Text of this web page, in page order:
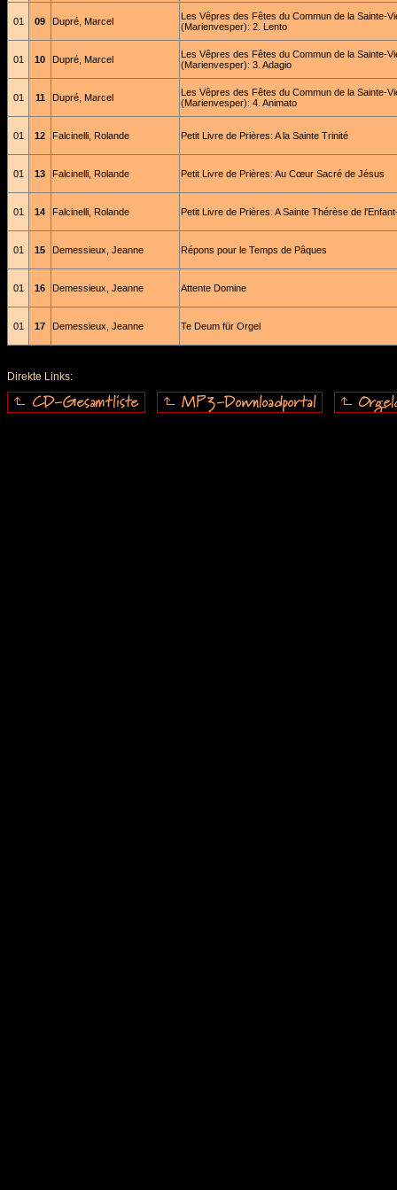
01 09 Dupré, Marcel
Les Vêpres des Fêtes du Commun de la Sainte-
(Marienvesper): 2. Lento
01 10 Dupré, Marcel
Les Vêpres des Fêtes du Commun de la Sainte-
(Marienvesper): 3. Adagio
01 11 Dupré, Marcel
Les Vêpres des Fêtes du Commun de la Sainte-
(Marienvesper): 4. Animato
01 12 Falcinelli, Rolande Petit Livre de Prières: A la Sainte Trinité
01 13 Falcinelli, Rolande Petit Livre de Prières: Au Cœur Sacré de Jésus
01 14 Falcinelli, Rolande Petit Livre de Prières: A Sainte Thérèse de
01 15 Demessieux, Jeanne Répons pour le Temps de Pâques
01 16 Demessieux, Jeanne Attente Domine
01 17 Demessieux, Jeanne Te Deum für Orgel
Direkte Links: